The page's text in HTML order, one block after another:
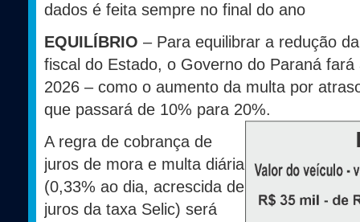
dados é feita sempre no final do ano
EQUILÍBRIO – Para equilibrar a redução
fiscal do Estado, o Governo do Paraná
2026 – como o aumento da multa por
que passará de 10% para 20%.
A regra de cobrança de
juros de mora e multa diária
(0,33% ao dia, acrescida de
juros da taxa Selic) será